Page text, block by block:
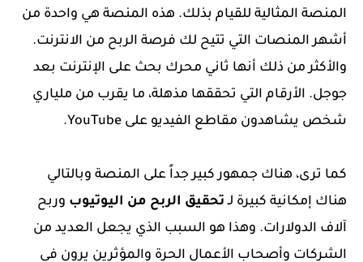
المنصة المثالية للقيام بذلك. هذه المنصة هي واحدة من
أشهر المنصات التي تتيح لك فرصة الربح من الانترنت.
والأكثر من ذلك أنها ثاني محرك بحث على الإنترنت بعد
جوجل. الأرقام التي تحققها مذهلة، ما يقرب من ملياري
شخص يشاهدون مقاطع الفيديو على YouTube.
كما ترى، هناك جمهور كبير جداً على المنصة وبالتالي
هناك إمكانية كبيرة لـ تحقيق الربح من اليوتيوب وربح
آلاف الدولارات. وهذا هو السبب الذي يجعل العديد من
الشركات وأصحاب الأعمال الحرة والمؤثرين يرون في